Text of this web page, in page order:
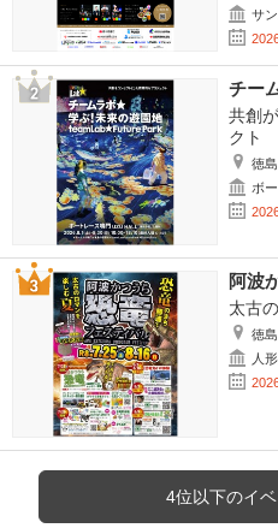
サ
チー
共創
クト
徳
ボ
阿波
太古
徳
人
4位以下のイ